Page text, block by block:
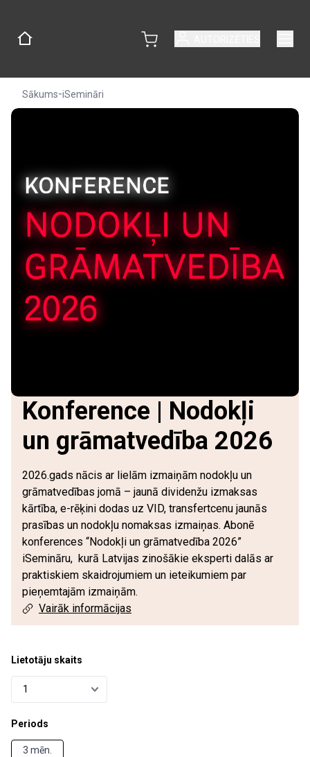
Sākums-iSemināri
Konference | Nodokļi
un grāmatvedība 2026
2026.gads nācis ar lielām izmaiņām nodokļu un
grāmatvedības jomā – jaunā dividenžu izmaksas
kārtība, e-rēķini dodas uz VID, transfertcenu jaunās
prasības un nodokļu nomaksas izmaiņas. Abonē
konferences “Nodokļi un grāmatvedība 2026”
iSemināru, kurā Latvijas zinošākie eksperti dalās ar
praktiskiem skaidrojumiem un ieteikumiem par
pieņemtajām izmaiņām.
Vairāk informācijas
Lietotāju skaits
Periods
3 mēn.